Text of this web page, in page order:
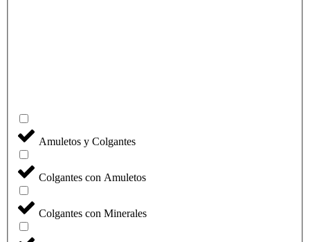
Amuletos y Colgantes
Colgantes con Amuletos
Colgantes con Minerales